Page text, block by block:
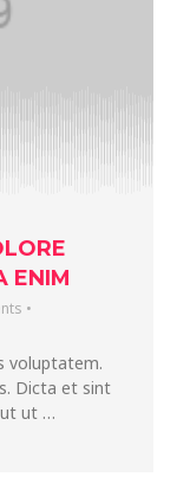
ENIM
•
voluptatem.
Dicta et sint
ut …